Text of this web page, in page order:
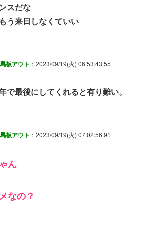
スだな
う来日しなくていい
板アウト ：2023/09/19(火) 06:53:43.55
で最後にしてくれると有り難い。
板アウト ：2023/09/19(火) 07:02:56.91
ん
なの？